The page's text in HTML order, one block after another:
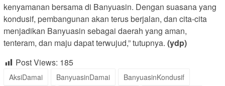
kenyamanan bersama di Banyuasin. Dengan suasana yang
kondusif, pembangunan akan terus berjalan, dan cita-cita
menjadikan Banyuasin sebagai daerah yang aman,
tenteram, dan maju dapat terwujud,” tutupnya. (ydp)
Post Views: 185
AksiDamai BanyuasinDamai
BanyuasinKondusif